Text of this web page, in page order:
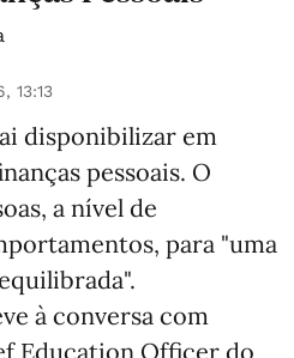
13:13
disponibilizar em
pessoais. O
a nível de
para "uma
à conversa com
Education Officer do